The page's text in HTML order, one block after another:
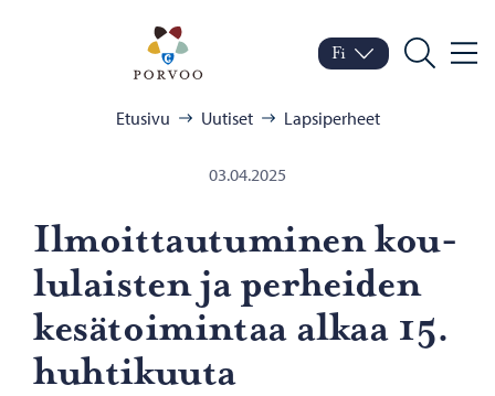
Porvoo – Siirry
Vaihda kieltä
Nykyinen kieli: Suomi
Fi
Hae
Etusivu Uutiset Lapsiperheet
03.04.2025
Il­moit­tau­tu­mi­nen kou­
lu­lais­ten ja per­hei­den
ke­sä­toi­min­taa alkaa 15.
huh­ti­kuu­ta